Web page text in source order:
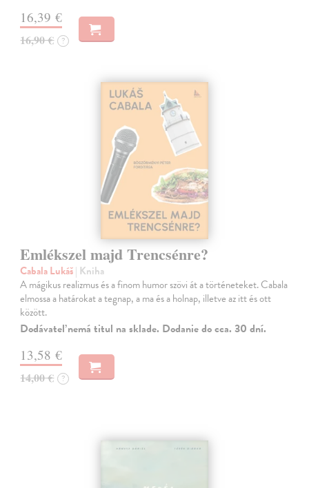
16,39 €
16,90 € ?
Emlékszel majd Trencsénre?
Cabala Lukáš| Kniha
A mágikus realizmus és a finom humor szövi át a történeteket. Cabala
elmossa a határokat a tegnap, a ma és a holnap, illetve az itt és ott
között.
Dodávateľ nemá titul na sklade. Dodanie do cca. 30 dní.
13,58 €
14,00 € ?